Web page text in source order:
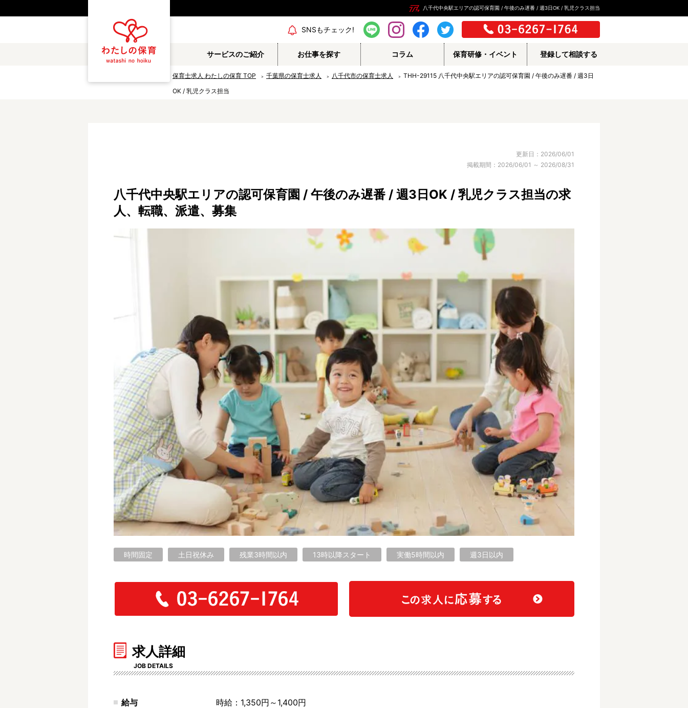
八千代中央駅エリアの認可保育園 / 午後のみ遅番 / 週3日OK / 乳児クラス担当
SNSもチェック!
サービスのご紹介 お仕事を探す コラム 保育研修・イベント 登録して相談する
保育士求人 わたしの保育 TOP 千葉県の保育士求人 八千代市の保育士求人
THH-29115 八千代中央駅エリアの認可保育園 / 午後のみ遅番 / 週3日
OK / 乳児クラス担当
更新日：2026/06/01
掲載期間：2026/06/01 ～ 2026/08/31
八千代中央駅エリアの認可保育園 / 午後のみ遅番 / 週3日OK / 乳児クラス担当の求
人、転職、派遣、募集
時間固定 土日祝休み 残業3時間以内 13時以降スタート 実働5時間以内 週3日以内
求人詳細
JOB DETAILS
給与
時給：1,350円～1,400円
エリア情報
私立認可保育園 認定こども園
幼稚園
認可外保育園
子育て支援センター
児童発達支援事業所
その他施設
残業3時間以内
駅徒歩5分以内
15時までのお仕事 13時以降スタート
16時以降スタート
週3日以内 土日祝のお仕事
夜勤のお仕事
書類対応なし 社会保険完備
住宅手当・借上社宅
初心者歓迎 男性保育士
当社スタッフ活躍中
マイカー通勤OK 小規模保育園
社会福祉法人
単発保育士として働く！
〜